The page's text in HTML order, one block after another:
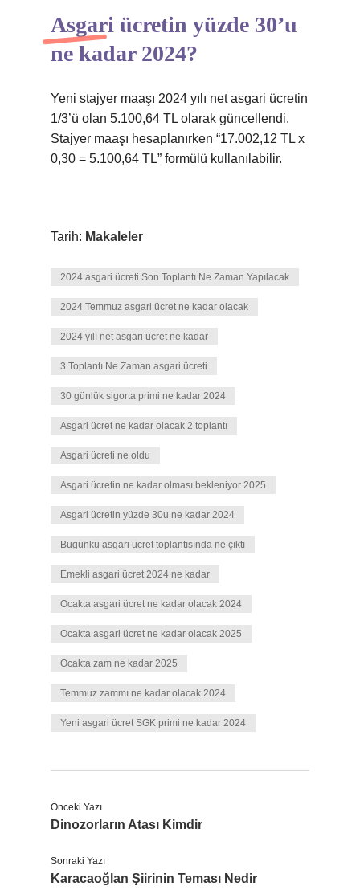
Asgari ücretin yüzde 30’u
ne kadar 2024?
Yeni stajyer maaşı 2024 yılı net asgari ücretin
1/3’ü olan 5.100,64 TL olarak güncellendi.
Stajyer maaşı hesaplanırken “17.002,12 TL x
0,30 = 5.100,64 TL” formülü kullanılabilir.
Tarih: Makaleler
2024 asgari ücreti Son Toplantı Ne Zaman Yapılacak
2024 Temmuz asgari ücret ne kadar olacak
2024 yılı net asgari ücret ne kadar
3 Toplantı Ne Zaman asgari ücreti
30 günlük sigorta primi ne kadar 2024
Asgari ücret ne kadar olacak 2 toplantı
Asgari ücreti ne oldu
Asgari ücretin ne kadar olması bekleniyor 2025
Asgari ücretin yüzde 30u ne kadar 2024
Bugünkü asgari ücret toplantısında ne çıktı
Emekli asgari ücret 2024 ne kadar
Ocakta asgari ücret ne kadar olacak 2024
Ocakta asgari ücret ne kadar olacak 2025
Ocakta zam ne kadar 2025
Temmuz zammı ne kadar olacak 2024
Yeni asgari ücret SGK primi ne kadar 2024
Önceki Yazı
Dinozorların Atası Kimdir
Sonraki Yazı
Karacaoğlan Şiirinin Teması Nedir